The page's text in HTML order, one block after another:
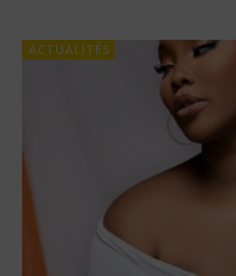
ACTUALITÉS